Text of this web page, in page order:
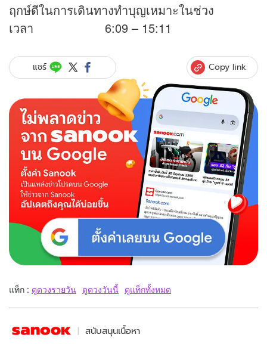
ฤกษ์ดีในการเดินทางทำบุญเหมาะในช่วง
เวลา 6:09 – 15:11
แชร์ Copy link
แท็ก : ดูดวงรายวัน ดูดวงวันนี้ ดูแท็กทั้งหมด
สนับสนุนเนื้อหา